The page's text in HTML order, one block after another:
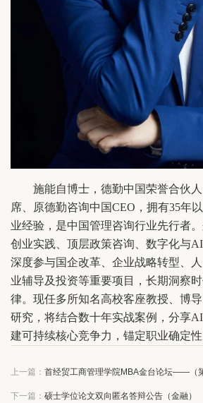
施能自博士，德勤中国荣誉合伙
席、原德勤咨询中国CEO，拥有35年
业经验，是中国管理咨询行业先行者。
创业实践、顶层政策咨询、数字化与
深度参与国企改革、企业战略转型、
业辅导及投资等重要项目，长期洞察
律。现任多所知名高校客座教授、博
研究，将结合数十年实战案例，分享
建可持续核心竞争力，锚定职业确定性
上一篇： 首经贸工商管理学院MBA金台论坛——（
下一篇： 硕士学位论文双向匿名答辩公告（金融）